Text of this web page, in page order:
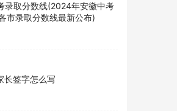
录取分数线(2024年安徽中考
市录取分数线最新公布)
长签字怎么写